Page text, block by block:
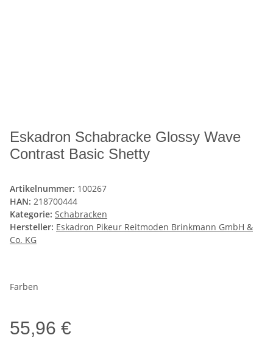
Eskadron Schabracke Glossy Wave
Contrast Basic Shetty
Artikelnummer: 100267
HAN: 218700444
Kategorie: Schabracken
Hersteller: Eskadron Pikeur Reitmoden Brinkmann GmbH &
Co. KG
Farben
55,96 €